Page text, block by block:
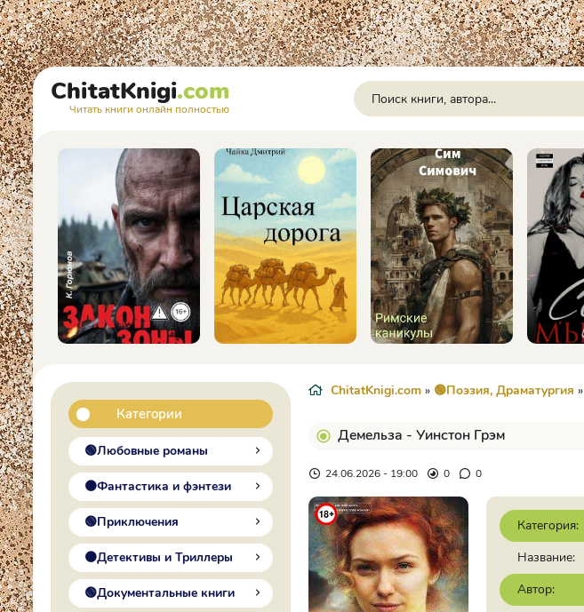
ChitatKnigi.com
Читать книги онлайн полностью
Категории
🟢Любовные романы
🟠Фантастика и фэнтези
🟢Приключения
🟠Детективы и Триллеры
🟢Документальные книги
ChitatKnigi.com » 🟢Поэзия, Драматургия »
Демельза - Уинстон Грэм
24.06.2026 - 19:00 0 0
Категория:
Название:
Автор: